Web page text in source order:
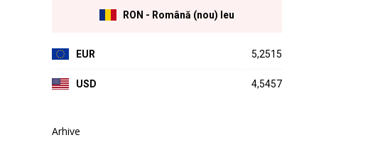
RON - Română (nou) leu
EUR 5,2515
USD 4,5457
Arhive